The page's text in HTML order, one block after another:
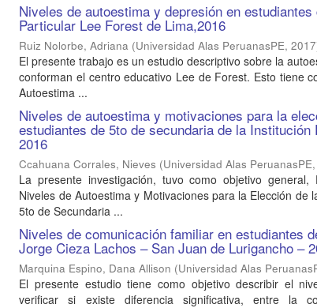
Niveles de autoestima y depresión en
Particular Lee Forest de Lima,2016
Ruiz Nolorbe, Adriana (Universidad Alas PeruanasPE,2017
El presente trabajo es un estudio descriptivo sobre la
conforman el centro educativo Lee de Forest. Esto tiene
Autoestima ...
Niveles de autoestima y motivaciones para la
estudiantes de 5to de secundaria de la
2016
Ccahuana Corrales, Nieves (Universidad Alas PeruanasPE
La presente investigación, tuvo como objetivo
Niveles de Autoestima y Motivaciones para la Elección de
5to de Secundaria ...
Niveles de comunicación familiar en estudiantes
Jorge Cieza Lachos – San Juan de Lurigancho –
Marquina Espino, Dana Allison (Universidad Alas
El presente estudio tiene como objetivo describir el
verificar si existe diferencia significativa, entre la